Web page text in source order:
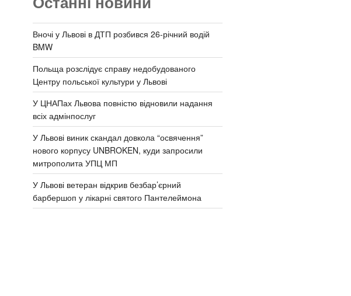
Вночі у Львові в ДТП розбився 26-річний водій
BMW
Польща розслідує справу недобудованого
Центру польської культури у Львові
У ЦНАПах Львова повністю відновили надання
всіх адмінпослуг
У Львові виник скандал довкола “освячення”
нового корпусу UNBROKEN, куди запросили
митрополита УПЦ МП
У Львові ветеран відкрив безбар’єрний
барбершоп у лікарні святого Пантелеймона